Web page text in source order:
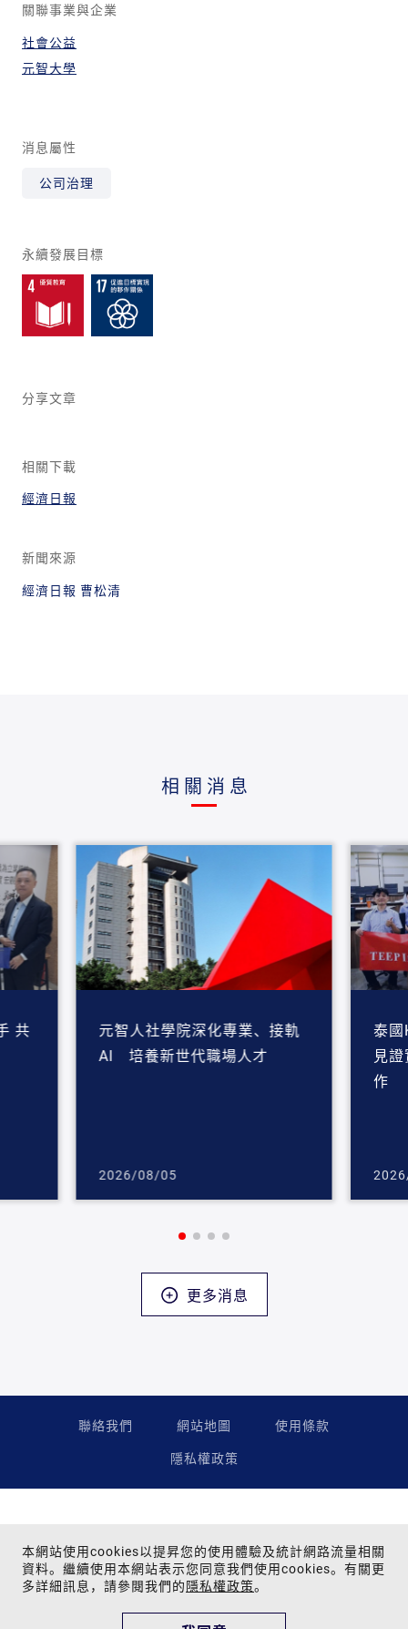
關聯事業與企業
社會公益
元智大學
消息屬性
公司治理
永續發展目標
分享文章
相關下載
經濟日報
新聞來源
經濟日報 曹松清
相關消息
元智人社學院深化專業、接軌
AI 培養新世代職場人才
2026/08/05
泰
見
作
更多消息
聯絡我們 網站地圖
使用條款
隱私權政策
Copyright © 2024 Far Eastern Group All rights reserved.
本網站使用cookies以提昇您的使用體驗及統計網路流量相關
資料。繼續使用本網站表示您同意我們使用cookies。有關更
多詳細訊息，請參閱我們的隱私權政策。